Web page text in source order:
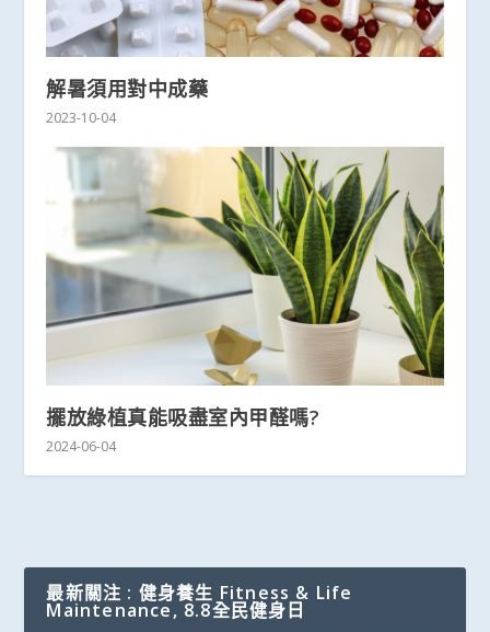
解暑須用對中成藥
2023-10-04
擺放綠植真能吸盡室內甲醛嗎?
2024-06-04
最新關注 : 健身養生 Fitness & Life
Maintenance, 8.8全民健身日